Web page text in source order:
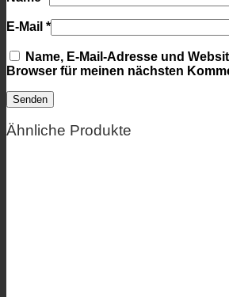
E-Mail *
Name, E-Mail-Adresse und
Browser für meinen nächsten
Ähnliche Produkte